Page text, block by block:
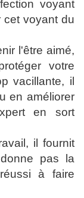
voyant
cet voyant du
l'être aimé,
votre
vacillante, il
en améliorer
en sort
il fournit
pas la
à faire